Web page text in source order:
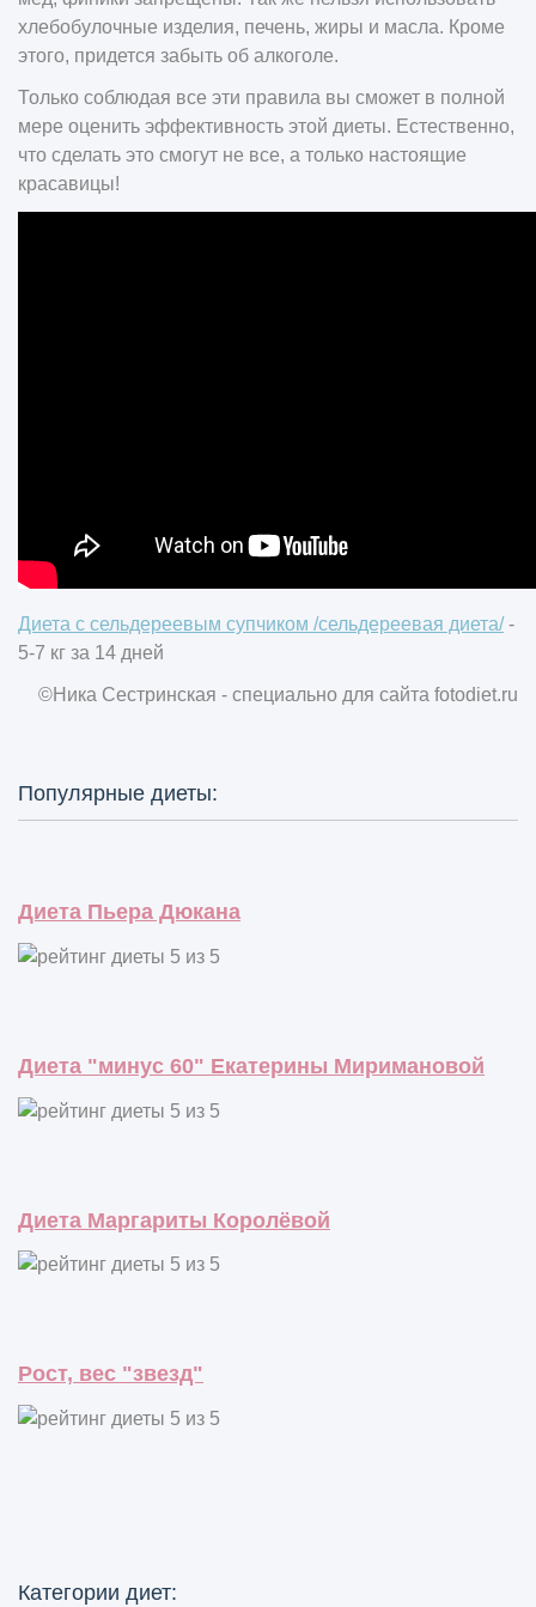
хлебобулочные изделия, печень, жиры и масла. Кроме
этого, придется забыть об алкоголе.
Только соблюдая все эти правила вы сможет в полной
мере оценить эффективность этой диеты. Естественно,
что сделать это смогут не все, а только настоящие
красавицы!
Диета с сельдереевым супчиком /сельдереевая диета/-
5-7 кг за 14 дней
©Ника Сестринская - специально для сайта fotodiet.ru
Популярные диеты:
Диета Пьера Дюкана
Диета "минус 60" Екатерины Миримановой
Диета Маргариты Королёвой
Рост, вес "звезд"
Категории диет: